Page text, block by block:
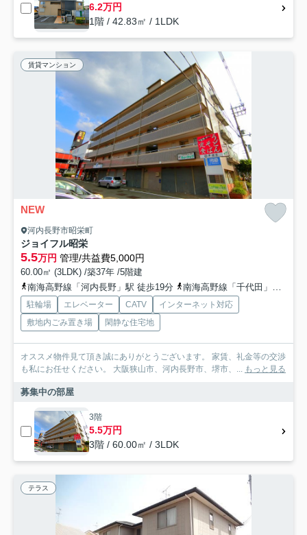
6.2万円
1階 / 42.83㎡ / 1LDK
賃貸マンション
NEW
河内長野市昭栄町
ジョイフル昭栄
5.5万円 管理/共益費5,000円
60.00㎡ (3LDK) /築37年 /5階建
南海高野線「河内長野」駅 徒歩19分
南海高野線「千代田」駅 徒歩27分
駐輪場 エレベーター CATV
インターネット対応
敷地内ごみ置き場
閑静な住宅地
オススメ物件見て頂き誠にありがとうございます。 家賃、礼金等の交渉
も私にお任せください。 大阪狭山市、河内長野市、堺市、... もっと見る
募集中の部屋
3階
5.5万円
3階 / 60.00㎡ / 3LDK
テラス